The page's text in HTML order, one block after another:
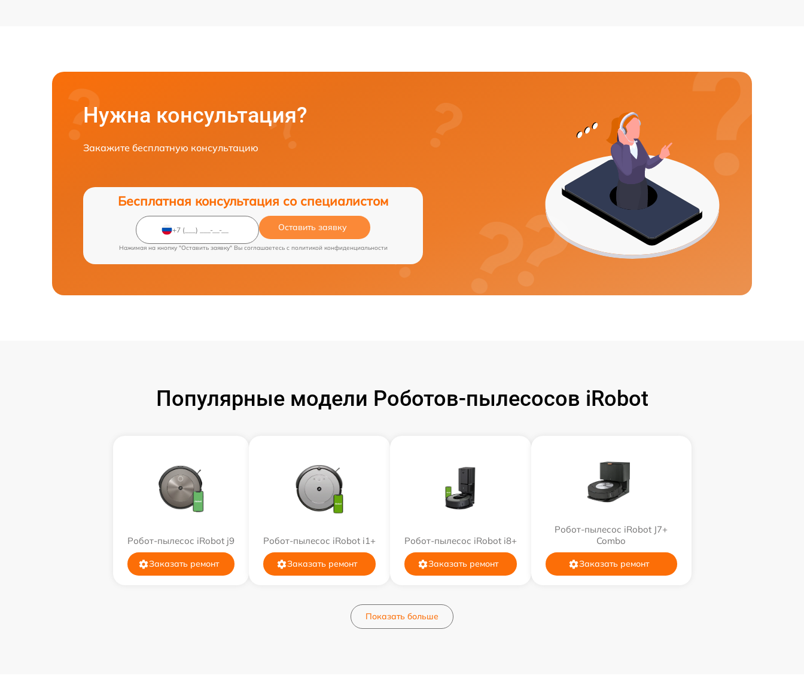
Нужна консультация?
Закажите бесплатную консультацию
Бесплатная консультация со специалистом
Оставить заявку
Нажимая на кнопку "Оставить заявку" Вы соглашаетесь c политикой конфиденциальности
Популярные модели Роботов-пылесосов iRobot
Робот-пылесос iRobot j9
Заказать ремонт
Робот-пылесос iRobot i1+
Заказать ремонт
Робот-пылесос iRobot i8+
Заказать ремонт
Робот-пылесос iRobot J7+
Combo
Заказать ремонт
Показать больше